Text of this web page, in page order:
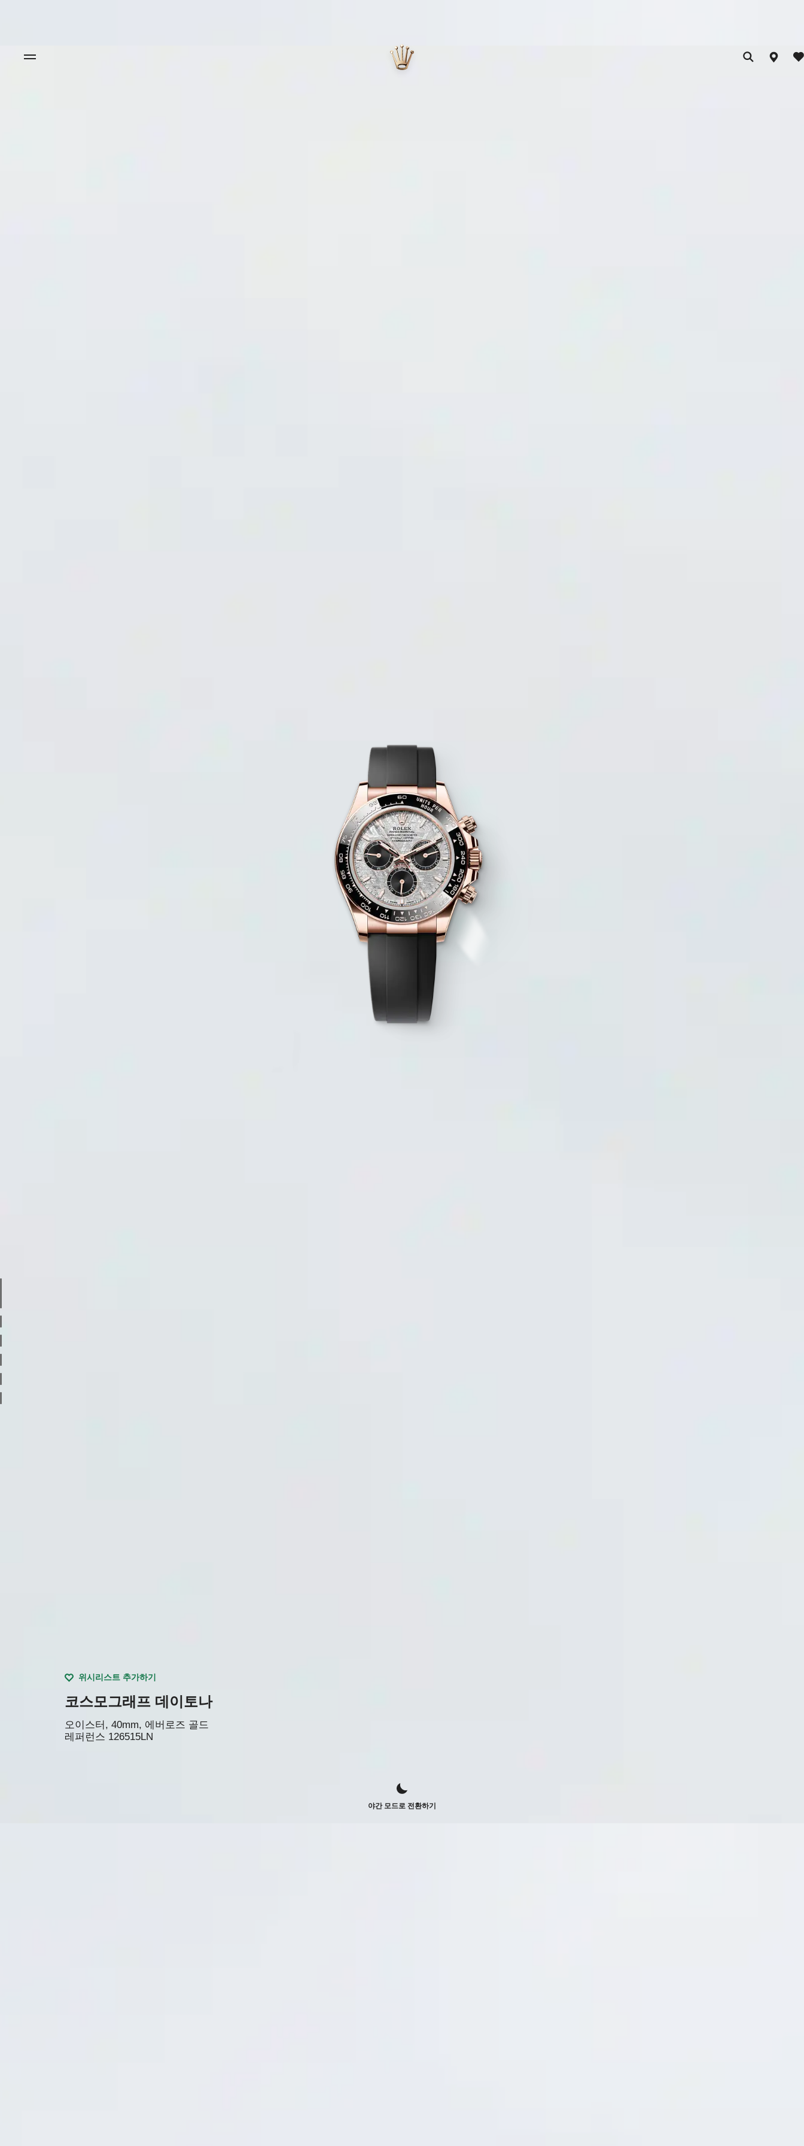
위시리스트 추가하기
코스모그래프 데이토나
오이스터, 40mm, 에버로즈 골드
레퍼런스 126515LN
야간 모드로 전환하기